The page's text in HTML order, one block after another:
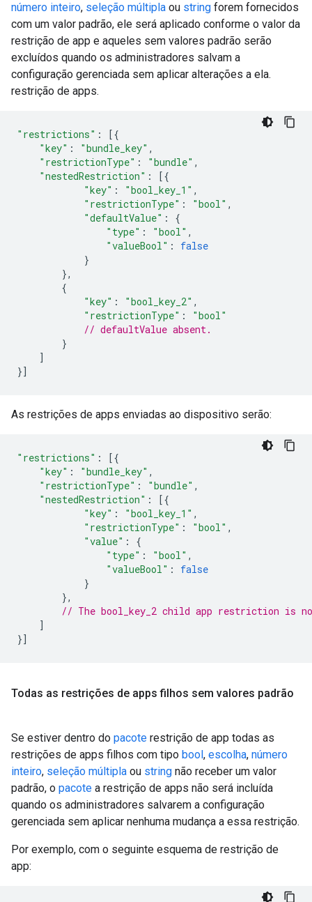
número inteiro, seleção múltipla ou string forem fornecidos
com um valor padrão, ele será aplicado conforme o valor da
restrição de app e aqueles sem valores padrão serão
excluídos quando os administradores salvam a
configuração gerenciada sem aplicar alterações a ela.
restrição de apps.
"restrictions" :
[{
"key" : "bundle_key" ,
"restrictionType" : "bundle" ,
"nestedRestriction" :
[{
"key" : "bool_key_1" ,
"restrictionType" : "bool" ,
"defaultValue" :
{
"type" : "bool" ,
"valueBool" :
false
}
},
{
"key" : "bool_key_2" ,
"restrictionType" :
"bool"
// defaultValue absent.
}
]
}]
As restrições de apps enviadas ao dispositivo serão:
"restrictions" :
[{
"key" : "bundle_key" ,
"restrictionType" : "bundle" ,
"nestedRestriction" :
[{
"key" : "bool_key_1" ,
"restrictionType" : "bool" ,
"value" :
{
"type" : "bool" ,
"valueBool" :
false
}
},
// The bool_key_2 child app restriction is
]
}]
Todas as restrições de apps filhos sem valores padrão
Se estiver dentro do pacote restrição de app todas as
restrições de apps filhos com tipo bool, escolha, número
inteiro, seleção múltipla ou string não receber um valor
padrão, o pacote a restrição de apps não será incluída
quando os administradores salvarem a configuração
gerenciada sem aplicar nenhuma mudança a essa restrição.
Por exemplo, com o seguinte esquema de restrição de
app: